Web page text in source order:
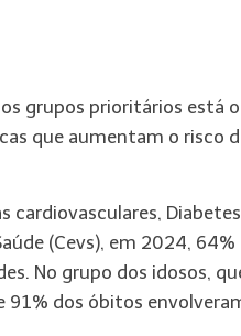
grupos prioritários está o
que aumentam o risco
cardiovasculares, Diabetes
(Cevs), em 2024, 64%
No grupo dos idosos,
91% dos óbitos